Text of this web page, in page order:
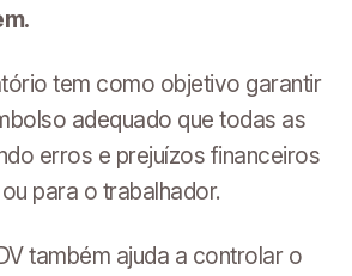
tem como objetivo garantir
adequado que todas as
erros e prejuízos financeiros
para o trabalhador.
também ajuda a controlar o